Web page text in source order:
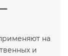
на
и